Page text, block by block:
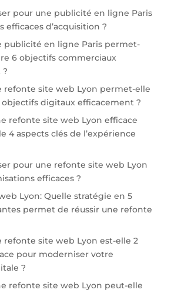
pour une publicité en ligne Paris
efficaces d’acquisition ?
publicité en ligne Paris permet-
6 objectifs commerciaux
?
refonte site web Lyon permet-elle
objectifs digitaux efficacement ?
refonte site web Lyon efficace
4 aspects clés de l’expérience
pour une refonte site web Lyon
efficaces ?
Lyon: Quelle stratégie en 5
permet de réussir une refonte
refonte site web Lyon est-elle 2
pour moderniser votre
?
refonte site web Lyon peut-elle